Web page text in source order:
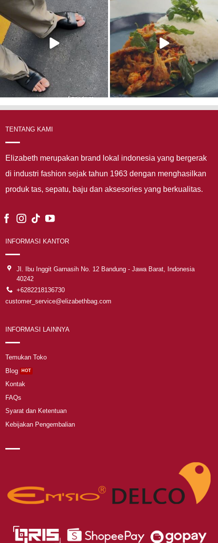
TENTANG KAMI
Elizabeth merupakan brand lokal indonesia yang bergerak
di industri fashion sejak tahun 1963 dengan menghasilkan
produk tas, sepatu, baju dan aksesories yang berkualitas.
INFORMASI KANTOR
Jl. Ibu Inggit Garnasih No. 12 Bandung - Jawa Barat, Indonesia
40242
+6282218136730
customer_service@elizabethbag.com
INFORMASI LAINNYA
Temukan Toko
Blog
Kontak
FAQs
Syarat dan Ketentuan
Kebijakan Pengembalian